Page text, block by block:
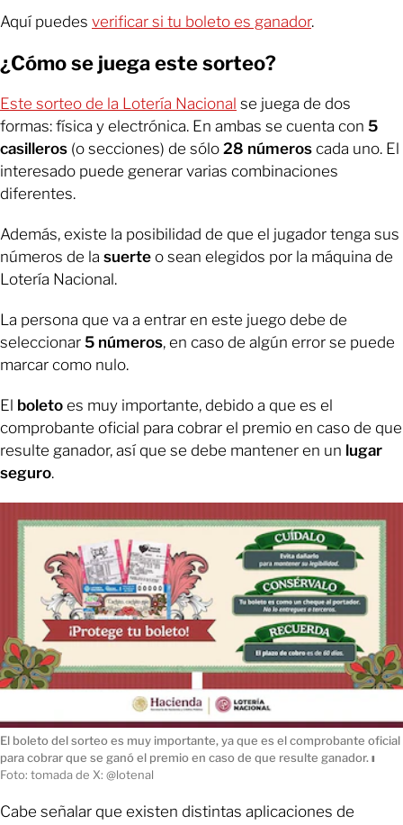
Aquí puedes verificar si tu boleto es ganador.
¿Cómo se juega este sorteo?
Este sorteo de la Lotería Nacional se juega de dos
formas: física y electrónica. En ambas se cuenta con 5
casilleros (o secciones) de sólo 28 números cada uno. El
interesado puede generar varias combinaciones
diferentes.
Además, existe la posibilidad de que el jugador tenga sus
números de la suerte o sean elegidos por la máquina de
Lotería Nacional.
La persona que va a entrar en este juego debe de
seleccionar 5 números, en caso de algún error se puede
marcar como nulo.
El boleto es muy importante, debido a que es el
comprobante oficial para cobrar el premio en caso de que
resulte ganador, así que se debe mantener en un lugar
seguro.
El boleto del sorteo es muy importante, ya que es el comprobante oficial
para cobrar que se ganó el premio en caso de que resulte ganador. ı
Foto: tomada de X: @lotenal
Cabe señalar que existen distintas aplicaciones de